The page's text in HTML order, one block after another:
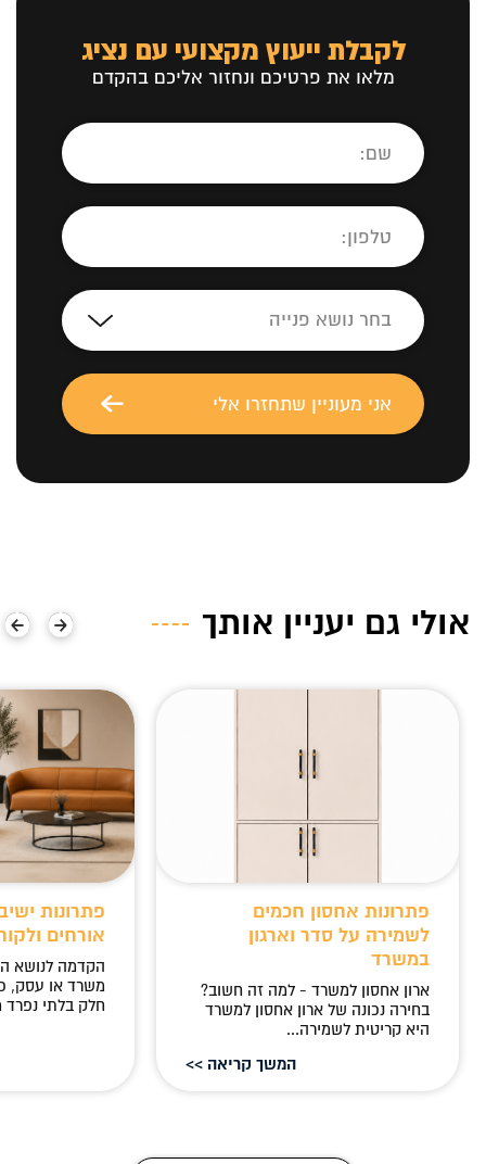
לקבלת ייעוץ מקצועי עם נציג
מלאו את פרטיכם ונחזור אליכם בהקדם
אולי גם יעניין אותך
פתרונות אחסון חכמים
לשמירה על סדר וארגון
במשרד
ארון אחסון למשרד - למה זה חשוב?
בחירה נכונה של ארון אחסון למשרד
היא קריטית לשמירה...
המשך קריאה >>
פתרונות
אורחים
הקדמה לנושא
משרד או עסק,
חלק בלתי נפרד